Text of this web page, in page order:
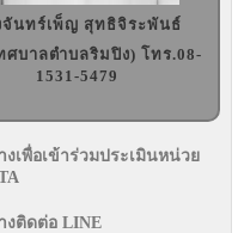
จันทร์เพ็ญ สุทธิจิระพันธ์
ศบาลตำบลริมปิง) โทร.08-
1531-5479
งเพื่อเข้าร่วมประเมินหน่วย
งติดต่อ LINE